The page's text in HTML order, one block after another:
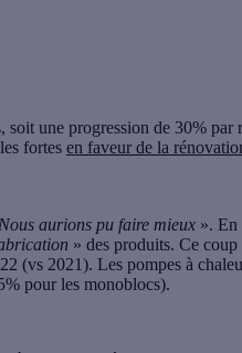
soit une progression de 30% par
fortes en faveur de la
Nous aurions pu faire mieux ». En
» des produits. Ce
(vs 2021). Les pompes à
pour les monoblocs).